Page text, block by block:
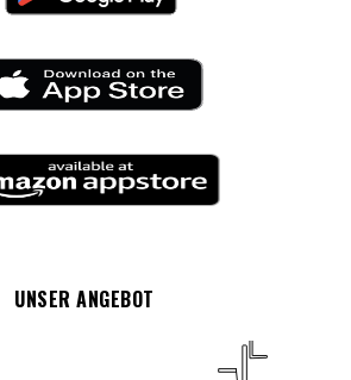
UNSER ANGEBOT